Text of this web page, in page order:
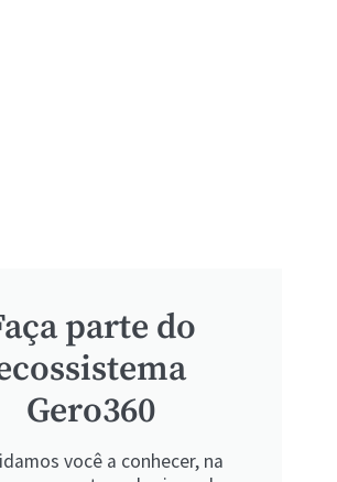
parte do
Gero360
você a conhecer, na